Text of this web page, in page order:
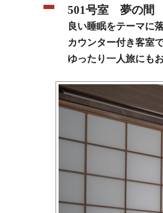
501号室 夢の間
良い睡眠をテーマに
カウンター付き客室
ゆったり一人旅にも